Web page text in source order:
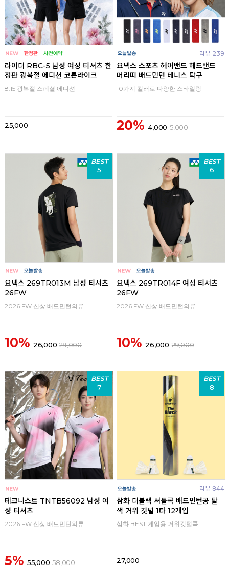
라이더 RBC-5 남성 여성 티셔츠 한
정판 광복절 에디션 코튼라이크
8.15 광복절 스페셜 에디션
25,000
리뷰 239
요넥스 스포츠 헤어밴드 헤드밴드
머리띠 배드민턴 테니스 탁구
10가지 컬러로 다양한 스타일링
20% 4,000 5,000
BEST
5
요넥스 269TR013M 남성 티셔츠
26FW
2026 FW 신상 배드민턴의류
10% 26,000 29,000
BEST
6
요넥스 269TR014F 여성 티셔츠
26FW
2026 FW 신상 배드민턴의류
10% 26,000 29,000
BEST
7
테크니스트 TNTB56092 남성 여
성 티셔츠
2026 FW 신상 배드민턴의류
5% 55,000 58,000
BEST
8
리뷰 844
삼화 더블랙 셔틀콕 배드민턴공 탈
색 거위 깃털 1타 12개입
삼화 BEST 게임용 거위깃털콕
27,000